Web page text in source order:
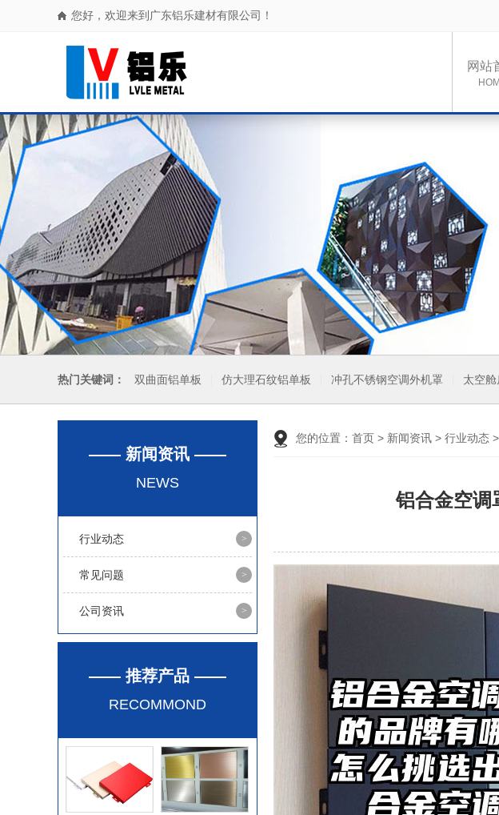
您好，欢迎来到广东铝乐建材有限公司！
网站
热门关键词： 双曲面铝单板 仿大理石纹铝单板 冲孔不锈钢空调外机罩 太空
—— 新闻资讯 ——
NEWS
行业动态
常见问题
公司资讯
—— 推荐产品 ——
RECOMMOND
您的位置： 首页 > 新闻资讯 > 行业动态 >
铝合金空调